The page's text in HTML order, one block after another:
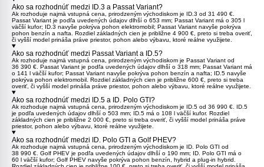
Ako sa rozhodnúť medzi ID.3 a Passat Variant?
Ak rozhoduje najmä vstupná cena, prirodzeným východiskom je ID.3 od 31 490 €.
Passat Variant je podľa uvedených údajov dlhší o 653 mm; Passat Variant má o 305 l
väčší kufor; ID.3 navyše pokrýva pohon elektromobil; Passat Variant navyše pokrýva
pohon benzín a nafta. Rozdiel základných cien je približne 4 900 €, preto si treba overiť,
či vyšší model prináša práve priestor, pohon alebo výbavu, ktoré reálne využijete.
Ako sa rozhodnúť medzi Passat Variant a ID.5?
Ak rozhoduje najmä vstupná cena, prirodzeným východiskom je Passat Variant od
36 390 €. Passat Variant je podľa uvedených údajov dlhší o 318 mm; Passat Variant má
o 141 l väčší kufor; Passat Variant navyše pokrýva pohon benzín a nafta; ID.5 navyše
pokrýva pohon elektromobil. Rozdiel základných cien je približne 600 €, preto si treba
overiť, či vyšší model prináša práve priestor, pohon alebo výbavu, ktoré reálne využijete.
Ako sa rozhodnúť medzi ID.5 a ID. Polo GTI?
Ak rozhoduje najmä vstupná cena, prirodzeným východiskom je ID.5 od 36 990 €. ID.5
je podľa uvedených údajov dlhší o 503 mm; ID.5 má o 108 l väčší kufor. Rozdiel
základných cien je približne 2 000 €, preto si treba overiť, či vyšší model prináša práve
priestor, pohon alebo výbavu, ktoré reálne využijete.
Ako sa rozhodnúť medzi ID. Polo GTI a Golf PHEV?
Ak rozhoduje najmä vstupná cena, prirodzeným východiskom je ID. Polo GTI od
38 990 €. Golf PHEV je podľa uvedených údajov dlhší o 190 mm; ID. Polo GTI má o
60 l väčší kufor; Golf PHEV navyše pokrýva pohon benzín, hybrid a plug-in hybrid.